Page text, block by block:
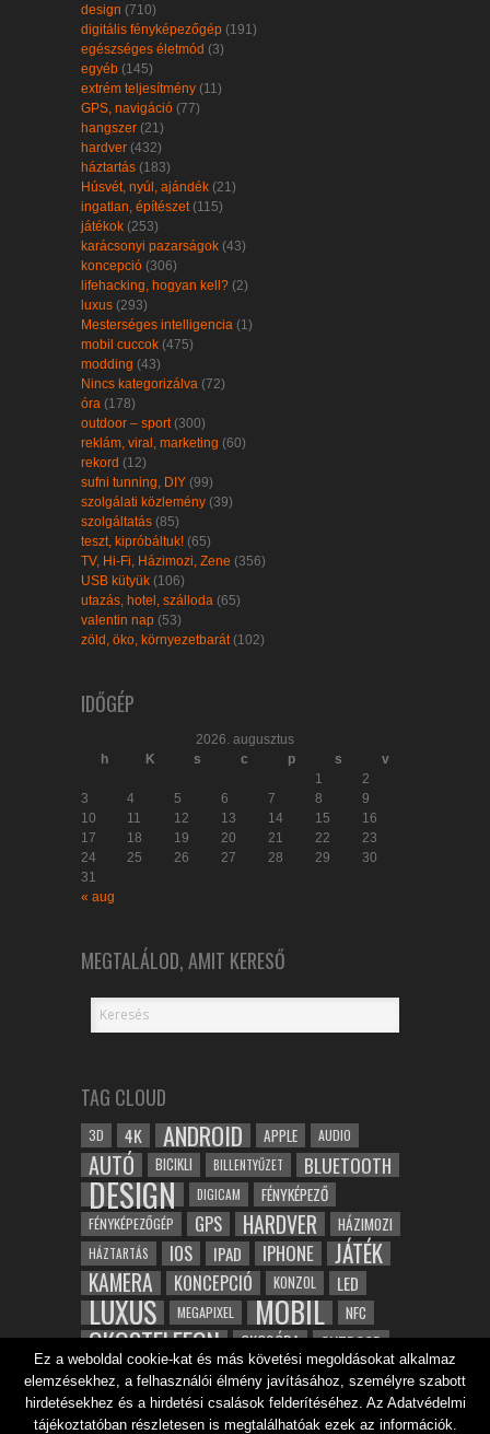
design (710)
digitális fényképezőgép (191)
egészséges életmód (3)
egyéb (145)
extrém teljesítmény (11)
GPS, navigáció (77)
hangszer (21)
hardver (432)
háztartás (183)
Húsvét, nyúl, ajándék (21)
ingatlan, építészet (115)
játékok (253)
karácsonyi pazarságok (43)
koncepció (306)
lifehacking, hogyan kell? (2)
luxus (293)
Mesterséges intelligencia (1)
mobil cuccok (475)
modding (43)
Nincs kategorizálva (72)
óra (178)
outdoor – sport (300)
reklám, viral, marketing (60)
rekord (12)
sufni tunning, DIY (99)
szolgálati közlemény (39)
szolgáltatás (85)
teszt, kipróbáltuk! (65)
TV, Hi-Fi, Házimozi, Zene (356)
USB kütyük (106)
utazás, hotel, szálloda (65)
valentin nap (53)
zöld, öko, környezetbarát (102)
IDŐGÉP
2026. augusztus
h
K s c p s
v
1
2
3
4 5 6 7 8
9
10
11 12 13 14 15
16
17
18 19 20 21 22
23
24
25 26 27 28 29
30
31
« aug
MEGTALÁLOD, AMIT KERESŐ
TAG CLOUD
3D 4K ANDROID APPLE AUDIO
AUTÓ BICIKLI BILLENTYŰZET BLUETOOTH
DESIGN DIGICAM FÉNYKÉPEZŐ
FÉNYKÉPEZŐGÉP GPS HARDVER HÁZIMOZI
HÁZTARTÁS IOS IPAD IPHONE JÁTÉK
KAMERA KONCEPCIÓ KONZOL LED
LUXUS MEGAPIXEL MOBIL NFC
OKOSTELEFON OKOSÓRA OUTDOOR
ROBOT SAMSUNG SPORT TABLET
TESZT VIDEÓ VÍZÁLLÓ WIFI ZENE ZÖLD
Ez a weboldal cookie-kat és más követési megoldásokat alkalmaz
elemzésekhez, a felhasználói élmény javításához, személyre szabott
hirdetésekhez és a hirdetési csalások felderítéséhez. Az Adatvédelmi
tájékoztatóban részletesen is megtalálhatóak ezek az információk.